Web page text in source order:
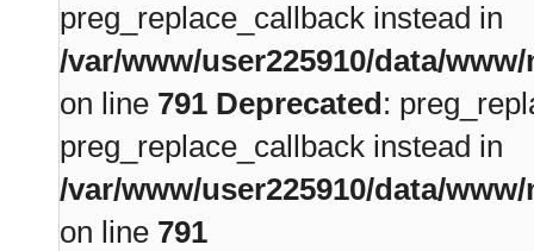
preg_replace_callback instead in
/var/www/user225910/data/
on line 791 Deprecated:
preg_replace_callback instead in
/var/www/user225910/data/
on line 791